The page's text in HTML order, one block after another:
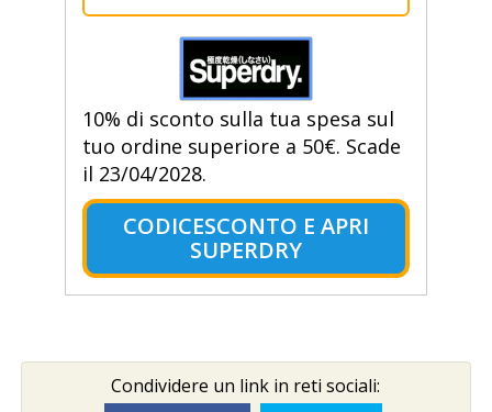
10% di sconto sulla tua spesa sul
tuo ordine superiore a 50€. Scade
il 23/04/2028.
CODICESCONTO E APRI
SUPERDRY
Condividere un link in reti sociali: